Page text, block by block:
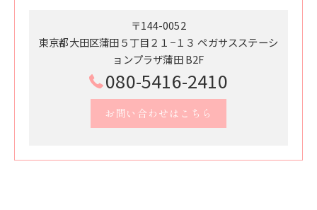
〒144-0052
東京都大田区蒲田５丁目２１−１３ ペガサスステーシ
ョンプラザ蒲田 B2F
080-5416-2410
お問い合わせはこちら